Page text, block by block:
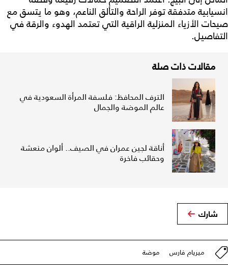
انسيابية متدفقة توفر الراحة والتألق الناعم، وهو ما يتسق مع
صيحات الأزياء المنزلية الراقية التي تعتمد الهدوء والرقة في
التفاصيل.
مقالات ذات صلة
الترف المحافظ: فلسفة المرأة السعودية في
عالم الموضة والجمال
أناقة لجين عمران في الصيف.. ألوان منعشة
وحقائب فاخرة
شارك
ميريام فارس موضة